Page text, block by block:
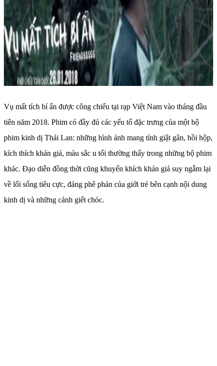
Vụ mất tích bí ẩn được công chiếu tại rạp Việt Nam vào tháng đầu
tiên năm 2018. Phim có đầy đủ các yếu tố đặc trưng của một bộ
phim kinh dị Thái Lan: những hình ảnh mang tính giật gân, hồi hộp,
kích thích khán giả, màu sắc u tối thường thấy trong những bộ phim
khác. Đạo diễn đồng thời cũng khuyến khích khán giả suy ngẫm lại
về lối sống tiêu cực, đáng phê phán của giới trẻ bên cạnh nội dung
kinh dị và những cảnh giết chóc.